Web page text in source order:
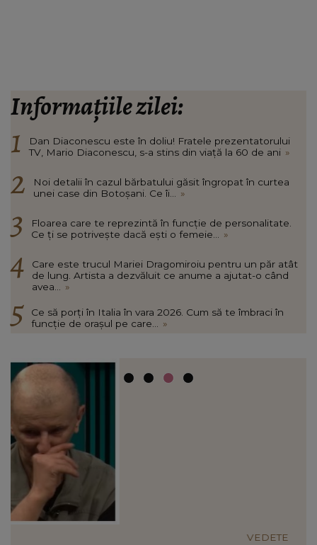
Informațiile zilei:
Dan Diaconescu este în doliu! Fratele prezentatorului
TV, Mario Diaconescu, s-a stins din viață la 60 de ani »
Noi detalii în cazul bărbatului găsit îngropat în curtea
unei case din Botoșani. Ce îi...
»
Floarea care te reprezintă în funcție de personalitate.
Ce ți se potrivește dacă ești o femeie...
»
Care este trucul Mariei Dragomiroiu pentru un păr atât
de lung. Artista a dezvăluit ce anume a ajutat-o când
avea...
»
Ce să porți în Italia în vara 2026. Cum să te îmbraci în
funcție de orașul pe care...
»